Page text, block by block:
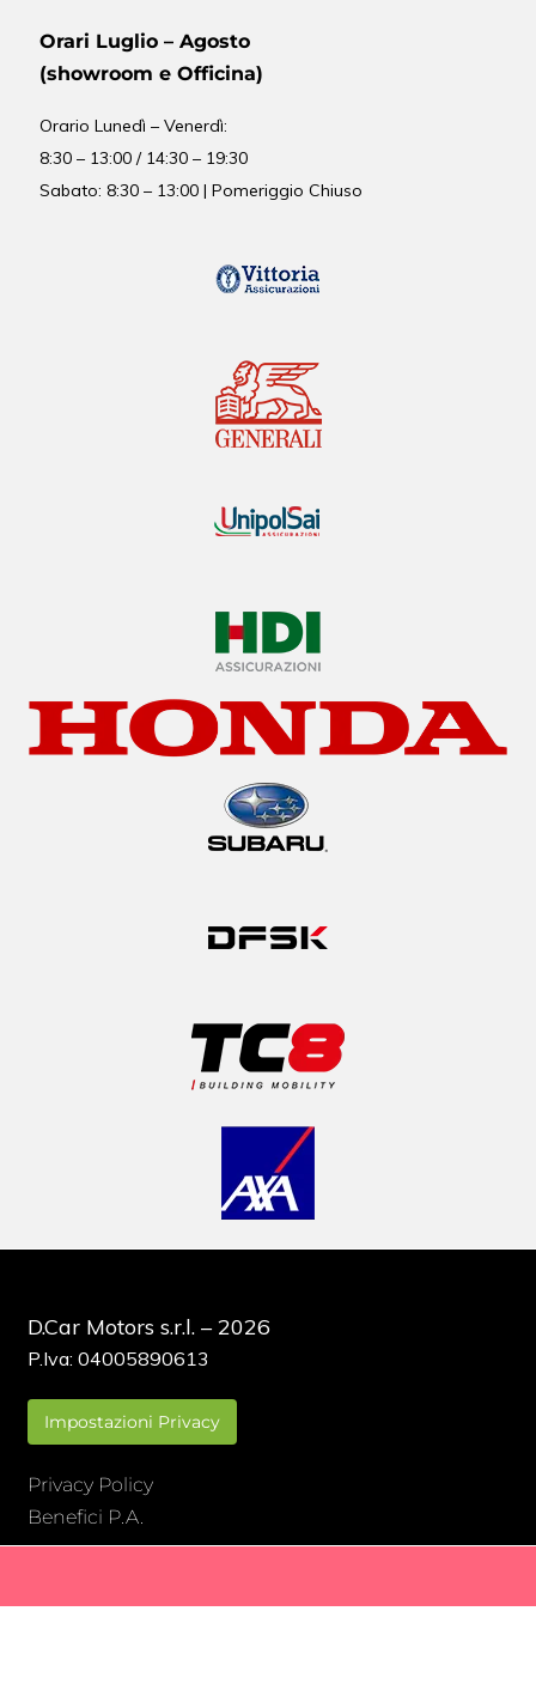
Orari Luglio – Agosto
(showroom e Officina)
OrarioLunedì – Venerdì:
8:30 – 13:00 / 14:30 – 19:30
Sabato: 8:30 – 13:00 | Pomeriggio Chiuso
D.Car Motors s.r.l. – 2026
P.Iva: 04005890613
Impostazioni Privacy
Privacy Policy
Benefici P.A.